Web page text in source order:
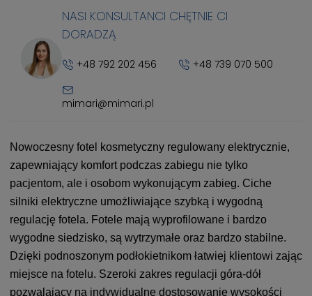
NASI KONSULTANCI CHĘTNIE CI
DORADZĄ
+48 792 202 456 +48 739 070 500
mimari@mimari.pl
Nowoczesny fotel kosmetyczny regulowany elektrycznie,
zapewniający komfort podczas zabiegu nie tylko
pacjentom, ale i osobom wykonującym zabieg. Ciche
silniki elektryczne umożliwiające szybką i wygodną
regulację fotela. Fotele mają wyprofilowane i bardzo
wygodne siedzisko, są wytrzymałe oraz bardzo stabilne.
Dzięki podnoszonym podłokietnikom łatwiej klientowi zając
miejsce na fotelu. Szeroki zakres regulacji góra-dół
pozwalający na indywidualne dostosowanie wysokości